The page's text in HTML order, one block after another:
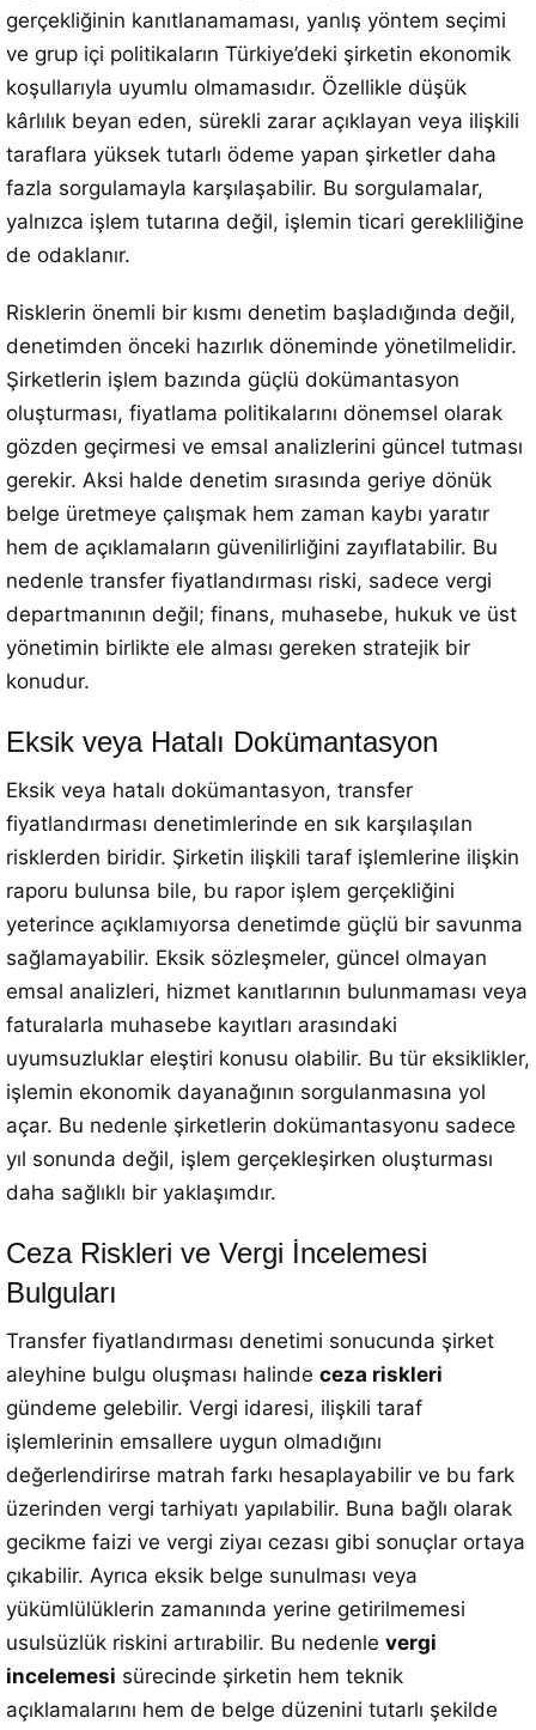
gerçekliğinin kanıtlanamaması, yanlış yöntem seçimi
ve grup içi politikaların Türkiye’deki şirketin ekonomik
koşullarıyla uyumlu olmamasıdır. Özellikle düşük
kârlılık beyan eden, sürekli zarar açıklayan veya ilişkili
taraflara yüksek tutarlı ödeme yapan şirketler daha
fazla sorgulamayla karşılaşabilir. Bu sorgulamalar,
yalnızca işlem tutarına değil, işlemin ticari gerekliliğine
de odaklanır.
Risklerin önemli bir kısmı denetim başladığında değil,
denetimden önceki hazırlık döneminde yönetilmelidir.
Şirketlerin işlem bazında güçlü dokümantasyon
oluşturması, fiyatlama politikalarını dönemsel olarak
gözden geçirmesi ve emsal analizlerini güncel tutması
gerekir. Aksi halde denetim sırasında geriye dönük
belge üretmeye çalışmak hem zaman kaybı yaratır
hem de açıklamaların güvenilirliğini zayıflatabilir. Bu
nedenle transfer fiyatlandırması riski, sadece vergi
departmanının değil; finans, muhasebe, hukuk ve üst
yönetimin birlikte ele alması gereken stratejik bir
konudur.
Eksik veya Hatalı Dokümantasyon
Eksik veya hatalı dokümantasyon, transfer
fiyatlandırması denetimlerinde en sık karşılaşılan
risklerden biridir. Şirketin ilişkili taraf işlemlerine ilişkin
raporu bulunsa bile, bu rapor işlem gerçekliğini
yeterince açıklamıyorsa denetimde güçlü bir savunma
sağlamayabilir. Eksik sözleşmeler, güncel olmayan
emsal analizleri, hizmet kanıtlarının bulunmaması veya
faturalarla muhasebe kayıtları arasındaki
uyumsuzluklar eleştiri konusu olabilir. Bu tür eksiklikler,
işlemin ekonomik dayanağının sorgulanmasına yol
açar. Bu nedenle şirketlerin dokümantasyonu sadece
yıl sonunda değil, işlem gerçekleşirken oluşturması
daha sağlıklı bir yaklaşımdır.
Ceza Riskleri ve Vergi İncelemesi
Bulguları
Transfer fiyatlandırması denetimi sonucunda şirket
aleyhine bulgu oluşması halinde ceza riskleri
gündeme gelebilir. Vergi idaresi, ilişkili taraf
işlemlerinin emsallere uygun olmadığını
değerlendirirse matrah farkı hesaplayabilir ve bu fark
üzerinden vergi tarhiyatı yapılabilir. Buna bağlı olarak
gecikme faizi ve vergi ziyaı cezası gibi sonuçlar ortaya
çıkabilir. Ayrıca eksik belge sunulması veya
yükümlülüklerin zamanında yerine getirilmemesi
usulsüzlük riskini artırabilir. Bu nedenle vergi
incelemesi sürecinde şirketin hem teknik
açıklamalarını hem de belge düzenini tutarlı şekilde